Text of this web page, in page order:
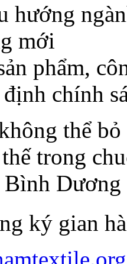
hướng
mới
phẩm,
định chính
thể
trong
ký gian